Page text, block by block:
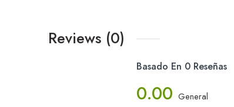
Reviews (0)
Basado En 0 Reseñas
0.00 General